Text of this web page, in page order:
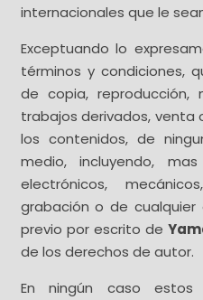
internacionales que le
Exceptuando lo
términos y condiciones,
de copia, reproducción,
trabajos derivados, venta
los contenidos, de
medio, incluyendo,
electrónicos,
grabación o de
previo por escrito de
de los derechos de autor.
En ningún caso estos